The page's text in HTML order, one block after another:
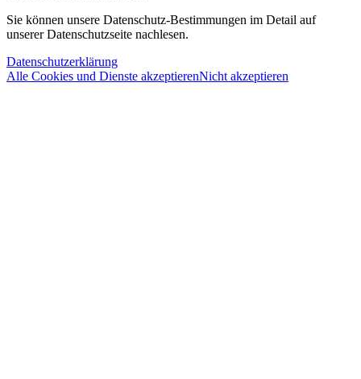
Sie können unsere Datenschutz-Bestimmungen im Detail auf
unserer Datenschutzseite nachlesen.
Datenschutzerklärung
Alle Cookies und Dienste akzeptierenNicht akzeptieren